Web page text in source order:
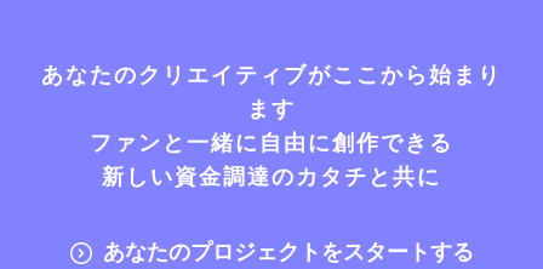
あなたのクリエイティブがここから始まり
ます
ファンと一緒に自由に創作できる
新しい資金調達のカタチと共に
あなたのプロジェクトをスタートする